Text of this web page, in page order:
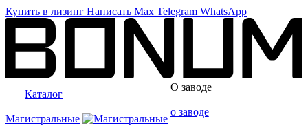
Купить в лизинг Написать Max Telegram WhatsApp
Каталог
Магистральные
О заводе
о заводе